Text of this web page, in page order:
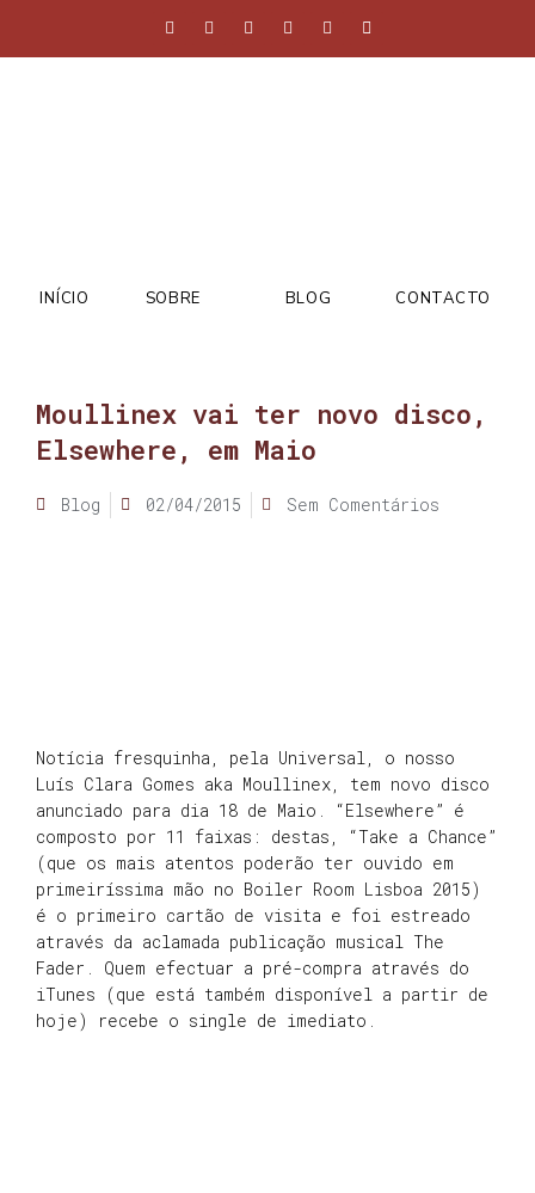
INÍCIO SOBRE BLOG CONTACTO
Moullinex vai ter novo disco,
Elsewhere, em Maio
Blog 02/04/2015 Sem Comentários
Notícia fresquinha, pela Universal, o nosso
Luís Clara Gomes aka Moullinex, tem novo disco
anunciado para dia 18 de Maio. “Elsewhere” é
composto por 11 faixas: destas, “Take a Chance”
(que os mais atentos poderão ter ouvido em
primeiríssima mão no Boiler Room Lisboa 2015)
é o primeiro cartão de visita e foi estreado
através da aclamada publicação musical The
Fader. Quem efectuar a pré-compra através do
iTunes (que está também disponível a partir de
hoje) recebe o single de imediato.